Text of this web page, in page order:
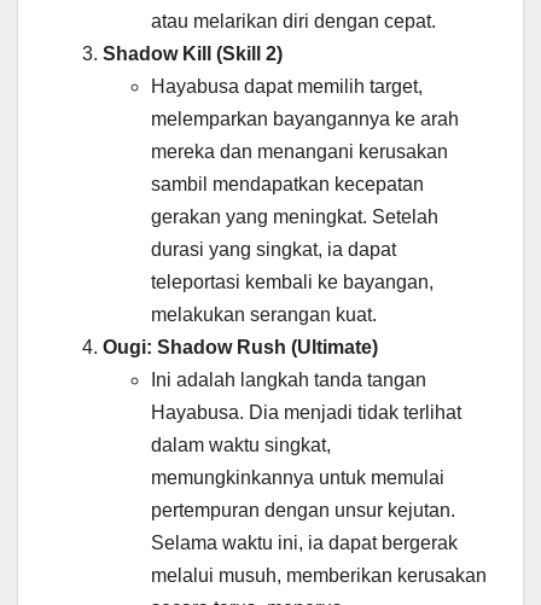
atau melarikan diri dengan cepat.
Shadow Kill (Skill 2)
Hayabusa dapat memilih target,
melemparkan bayangannya ke arah
mereka dan menangani kerusakan
sambil mendapatkan kecepatan
gerakan yang meningkat. Setelah
durasi yang singkat, ia dapat
teleportasi kembali ke bayangan,
melakukan serangan kuat.
Ougi: Shadow Rush (Ultimate)
Ini adalah langkah tanda tangan
Hayabusa. Dia menjadi tidak terlihat
dalam waktu singkat,
memungkinkannya untuk memulai
pertempuran dengan unsur kejutan.
Selama waktu ini, ia dapat bergerak
melalui musuh, memberikan kerusakan